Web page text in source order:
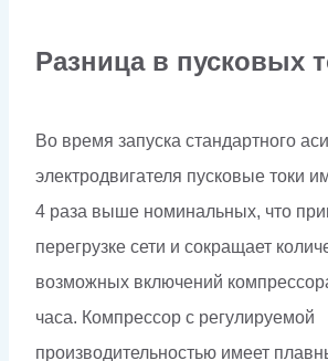
Разница в пусковых
Во время запуска стандартного
электродвигателя пусковые токи
4 раза выше номинальных, что
перегрузке сети и сокращает
возможных включений
часа. Компрессор с регулируемой
производительностью имеет